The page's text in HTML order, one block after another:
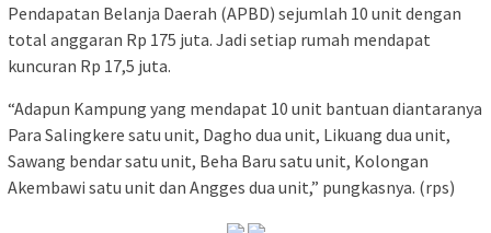
Pendapatan Belanja Daerah (APBD) sejumlah 10 unit dengan
total anggaran Rp 175 juta. Jadi setiap rumah mendapat
kuncuran Rp 17,5 juta.
“Adapun Kampung yang mendapat 10 unit bantuan diantaranya
Para Salingkere satu unit, Dagho dua unit, Likuang dua unit,
Sawang bendar satu unit, Beha Baru satu unit, Kolongan
Akembawi satu unit dan Angges dua unit,” pungkasnya. (rps)